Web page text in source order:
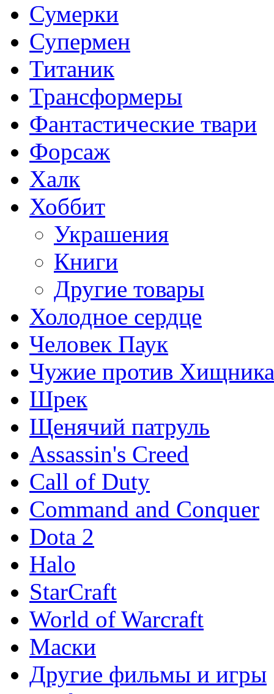
Сумерки
Супермен
Титаник
Трансформеры
Фантастические твари
Форсаж
Халк
Хоббит
Украшения
Книги
Другие товары
Холодное сердце
Человек Паук
Чужие против Хищника
Шрек
Щенячий патруль
Assassin's Creed
Call of Duty
Command and Conquer
Dota 2
Halo
StarCraft
World of Warcraft
Маски
Другие фильмы и игры